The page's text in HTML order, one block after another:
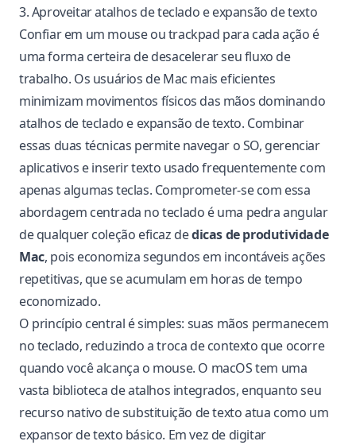
3. Aproveitar atalhos de teclado e expansão de texto
Confiar em um mouse ou trackpad para cada ação é
uma forma certeira de desacelerar seu fluxo de
trabalho. Os usuários de Mac mais eficientes
minimizam movimentos físicos das mãos dominando
atalhos de teclado e expansão de texto. Combinar
essas duas técnicas permite navegar o SO, gerenciar
aplicativos e inserir texto usado frequentemente com
apenas algumas teclas. Comprometer-se com essa
abordagem centrada no teclado é uma pedra angular
de qualquer coleção eficaz dedicas de produtividade
Mac, pois economiza segundos em incontáveis ações
repetitivas, que se acumulam em horas de tempo
economizado.
O princípio central é simples: suas mãos permanecem
no teclado, reduzindo a troca de contexto que ocorre
quando você alcança o mouse. O macOS tem uma
vasta biblioteca de atalhos integrados, enquanto seu
recurso nativo de substituição de texto atua como um
expansor de texto básico. Em vez de digitar